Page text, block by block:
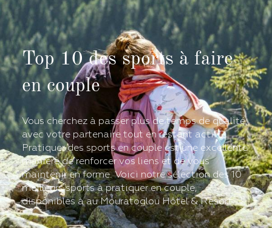
GROUPES & ENTREPRISES
Top 10 des sports à faire
en couple
Vous cherchez à passer plus de temps de qualité
avec votre partenaire tout en restant actif ?
Pratiquer des sports en couple est une excellente
manière de renforcer vos liens et de vous
maintenir en forme. Voici notre sélection des 10
meilleurs sports à pratiquer en couple,
disponibles à au Mouratoglou Hôtel & Resort.